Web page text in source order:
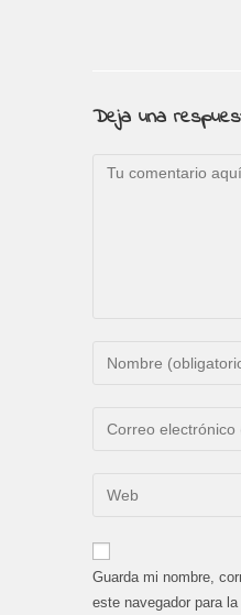
Deja una
Comentario
de
para
comentar
de
electrónico
para
URL
de
Guarda mi nombre,
este navegador para